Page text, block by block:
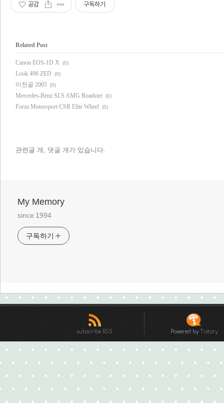
공감 구독하기
Related Post
Canon EOS-1D X (0)
Look 496 ZED (0)
미천골 2005 (0)
Mercedes-Benz SLS AMG Roadster (0)
Forza Motorsport CSR Elite Wheel (0)
관련글 개, 댓글 개가 있습니다.
My Memory
since 1994
구독하기
subscribe RSS Powered by Tistory